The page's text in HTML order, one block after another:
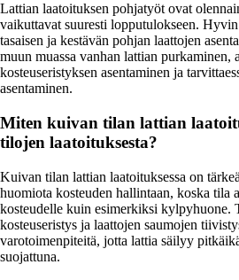
Lattian laatoituksen pohjatyöt ovat
vaikuttavat suuresti lopputulokseen.
tasaisen ja kestävän pohjan laattojen
muun muassa vanhan lattian purkaminen,
kosteuseristyksen asentaminen ja
asentaminen.
Miten kuivan tilan lattian
tilojen laatoituksesta?
Kuivan tilan lattian laatoituksessa on
huomiota kosteuden hallintaan, koska tila
kosteudelle kuin esimerkiksi kylpyhuone.
kosteuseristys ja laattojen saumojen
varotoimenpiteitä, jotta lattia säilyy
suojattuna.